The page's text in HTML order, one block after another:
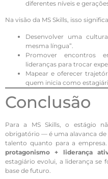
diferentes níveis e
Na visão da MS Skills, isso
Desenvolver uma
mesma língua”.
Promover encontros
lideranças para trocar
Mapear e oferecer
quem inicia como
Conclusão
Para a MS Skills, o estágio
obrigatório — é uma alavanca
talento quanto para a
protagonismo + liderança
estagiário evolui, a liderança se
base de futuro.